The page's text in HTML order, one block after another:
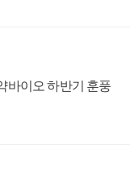
바이오 하반기 훈풍